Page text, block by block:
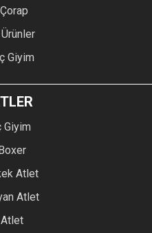
Giyim
Giyim
Atlet
Atlet